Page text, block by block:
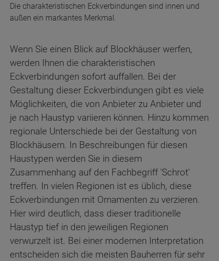
Die charakteristischen Eckverbindungen sind innen und
außen ein markantes Merkmal.
Wenn Sie einen Blick auf Blockhäuser werfen,
werden Ihnen die charakteristischen
Eckverbindungen sofort auffallen. Bei der
Gestaltung dieser Eckverbindungen gibt es viele
Möglichkeiten, die von Anbieter zu Anbieter und
je nach Haustyp variieren können. Hinzu kommen
regionale Unterschiede bei der Gestaltung von
Blockhäusern. In Beschreibungen für diesen
Haustypen werden Sie in diesem
Zusammenhang auf den Fachbegriff 'Schrot'
treffen. In vielen Regionen ist es üblich, diese
Eckverbindungen mit Ornamenten zu verzieren.
Hier wird deutlich, dass dieser traditionelle
Haustyp tief in den jeweiligen Regionen
verwurzelt ist. Bei einer modernen Interpretation
entscheiden sich die meisten Bauherren für sehr